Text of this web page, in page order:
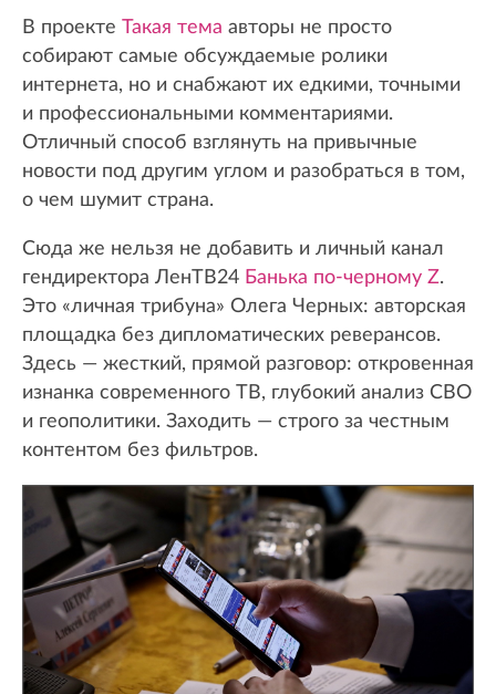
В проекте Такая тема авторы не просто
собирают самые обсуждаемые ролики
интернета, но и снабжают их едкими, точными
и профессиональными комментариями.
Отличный способ взглянуть на привычные
новости под другим углом и разобраться в том,
о чем шумит страна.
Сюда же нельзя не добавить и личный канал
гендиректора ЛенТВ24 Банька по-черному Z.
Это «личная трибуна» Олега Черных: авторская
площадка без дипломатических реверансов.
Здесь — жесткий, прямой разговор: откровенная
изнанка современного ТВ, глубокий анализ СВО
и геополитики. Заходить — строго за честным
контентом без фильтров.